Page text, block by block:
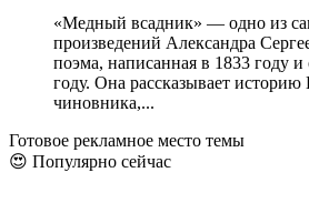
«Медный всадник» — одно из
произведений Александра
поэма, написанная в 1833 году
году. Она рассказывает историю
чиновника,...
Готовое рекламное место темы
😍 Популярно сейчас